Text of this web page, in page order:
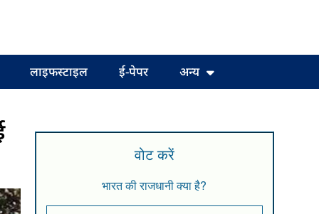
लाइफस्टाइल ई-पेपर अन्य
वोट करें
भारत की राजधानी क्या है?